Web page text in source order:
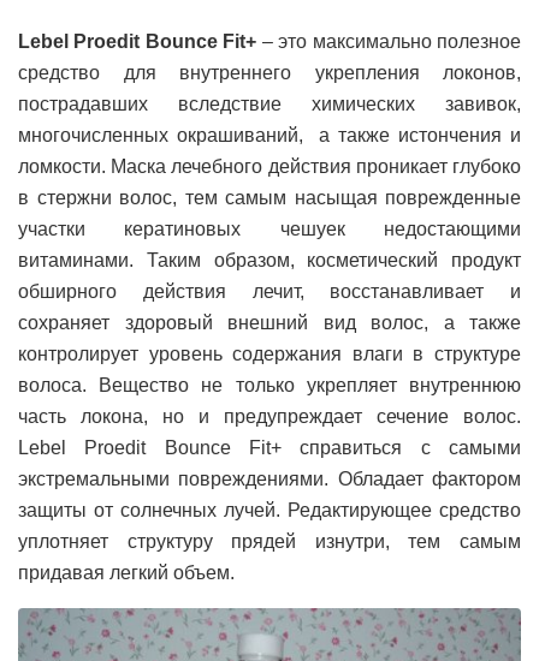
Lebel Proedit Bounce Fit+ – это максимально полезное
средство для внутреннего укрепления локонов,
пострадавших вследствие химических завивок,
многочисленных окрашиваний, а также истончения и
ломкости. Маска лечебного действия проникает глубоко
в стержни волос, тем самым насыщая поврежденные
участки кератиновых чешуек недостающими
витаминами. Таким образом, косметический продукт
обширного действия лечит, восстанавливает и
сохраняет здоровый внешний вид волос, а также
контролирует уровень содержания влаги в структуре
волоса. Вещество не только укрепляет внутреннюю
часть локона, но и предупреждает сечение волос.
Lebel Proedit Bounce Fit+ справиться с самыми
экстремальными повреждениями. Обладает фактором
защиты от солнечных лучей. Редактирующее средство
уплотняет структуру прядей изнутри, тем самым
придавая легкий объем.